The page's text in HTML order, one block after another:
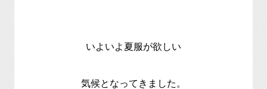
いよいよ夏服が欲しい
気候となってきました。